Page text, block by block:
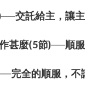
交託給主，
作甚麼(5節)──
完全的順服，